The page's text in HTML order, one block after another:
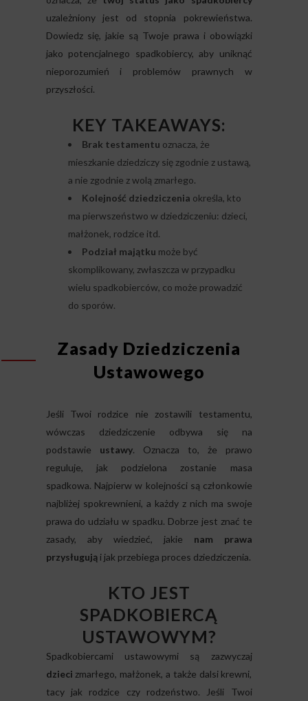
uzależniony jest od stopnia pokrewieństwa.
Dowiedz się, jakie są Twoje prawa i obowiązki
jako potencjalnego spadkobiercy, aby uniknąć
nieporozumień i problemów prawnych w
przyszłości.
KEY TAKEAWAYS:
Brak testamentu oznacza, że
mieszkanie dziedziczy się zgodnie z ustawą,
a nie zgodnie z wolą zmarłego.
Kolejność dziedziczenia określa, kto
ma pierwszeństwo w dziedziczeniu: dzieci,
małżonek, rodzice itd.
Podział majątku może być
skomplikowany, zwłaszcza w przypadku
wielu spadkobierców, co może prowadzić
do sporów.
Zasady Dziedziczenia
Ustawowego
Jeśli Twoi rodzice nie zostawili testamentu,
wówczas dziedziczenie odbywa się na
podstawie ustawy. Oznacza to, że prawo
reguluje, jak podzielona zostanie masa
spadkowa. Najpierw w kolejności są członkowie
najbliżej spokrewnieni, a każdy z nich ma swoje
prawa do udziału w spadku. Dobrze jest znać te
zasady, aby wiedzieć, jakie nam prawa
przysługująi jak przebiega proces dziedziczenia.
KTO JEST
SPADKOBIERCĄ
USTAWOWYM?
Spadkobiercami ustawowymi są zazwyczaj
dzieci zmarłego, małżonek, a także dalsi krewni,
tacy jak rodzice czy rodzeństwo. Jeśli Twoi